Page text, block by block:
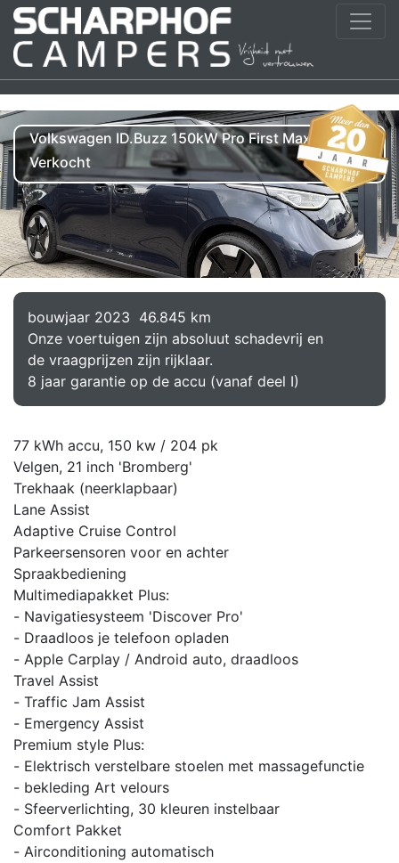
Volkswagen ID.Buzz 150kW Pro First Max
Verkocht
bouwjaar 2023 46.845 km
Onze voertuigen zijn absoluut schadevrij en
de vraagprijzen zijn rijklaar.
8 jaar garantie op de accu (vanaf deel I)
77 kWh accu, 150 kw / 204 pk
Velgen, 21 inch 'Bromberg'
Trekhaak (neerklapbaar)
Lane Assist
Adaptive Cruise Control
Parkeersensoren voor en achter
Spraakbediening
Multimediapakket Plus:
- Navigatiesysteem 'Discover Pro'
- Draadloos je telefoon opladen
- Apple Carplay / Android auto, draadloos
Travel Assist
- Traffic Jam Assist
- Emergency Assist
Premium style Plus:
- Elektrisch verstelbare stoelen met massagefunctie
- bekleding Art velours
- Sfeerverlichting, 30 kleuren instelbaar
Comfort Pakket
- Airconditioning automatisch